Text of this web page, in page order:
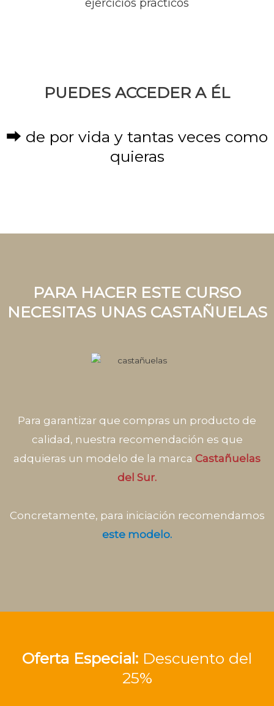
PUEDES ACCEDER A ÉL
⮕ de por vida y tantas veces como
quieras
PARA HACER ESTE CURSO
NECESITAS UNAS CASTAÑUELAS
Para garantizar que compras un producto de
calidad, nuestra recomendación es que
adquieras un modelo de la marca Castañuelas
del Sur.
Concretamente, para iniciación recomendamos
este modelo.
Oferta Especial: Descuento del
25%